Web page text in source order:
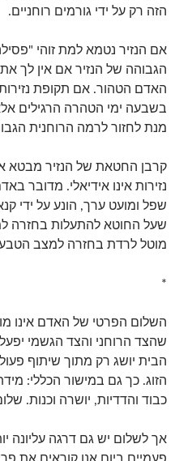
הזה רק על ידי גורמים רוחניים.
אם הנזיר נטמא למת זוהי
הגבוהה של הנזיר אם אין לך
האדם הטהור. אם תקופת
בשבעה ימי הטהרה הרגילים
מנת לחזור לרמה הרוחנית
קרבן החטאת של הנזיר
נזירות אינו אידיאלי. מדובר
שפל ומועט ערך, הונע על ידי
שעל החוטא להתעלות בחזרה
מוטל לרדת בחזרה למצב
*
השלום הפרטי של האדם אינו
שהצד הרוחני והצד הגשמי
הבית יושג רק מתוך שיתוף
הזוג. כך גם במישור הכללי:
כבוד והדדיות, יושרה וכנות.
אך לשלום יש גם דרגה עליונה